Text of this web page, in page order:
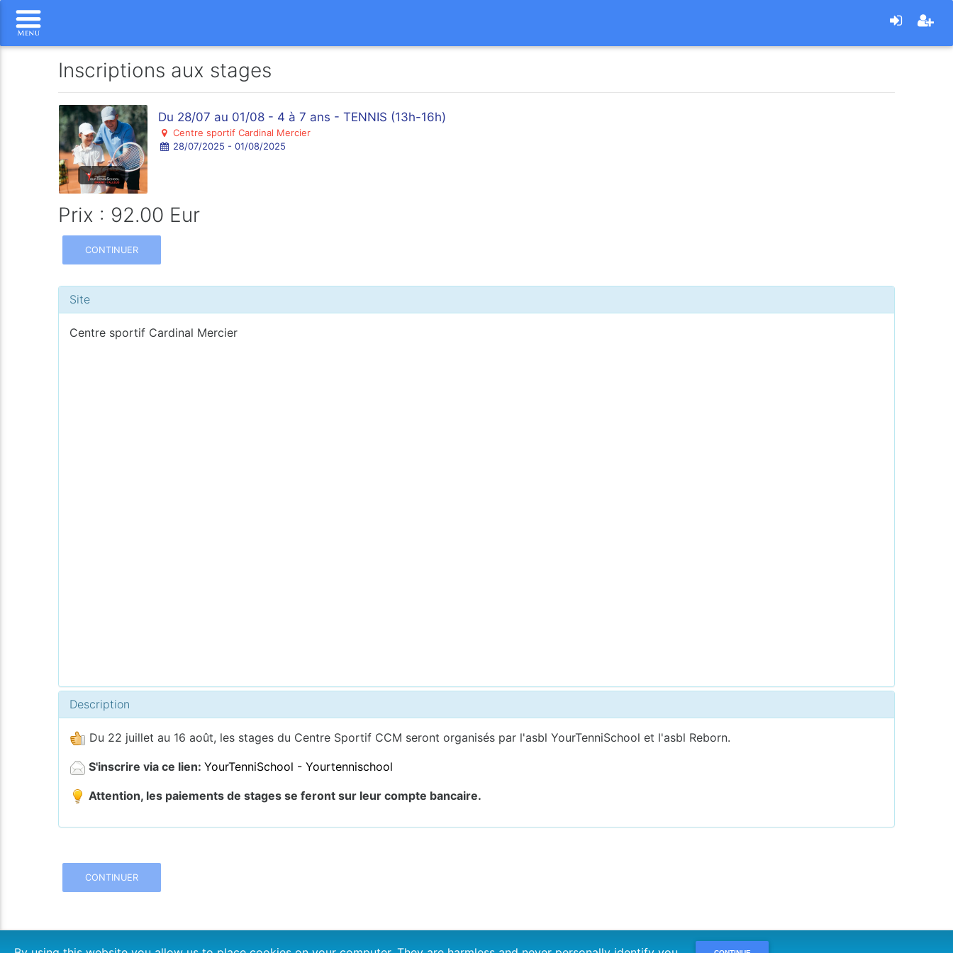
Inscriptions aux stages
Du 28/07 au 01/08 - 4 à 7 ans - TENNIS (13h-16h)
Centre sportif Cardinal Mercier
28/07/2025 - 01/08/2025
Prix : 92.00 Eur
CONTINUER
Site
Centre sportif Cardinal Mercier
Description
Du 22 juillet au 16 août, les stages du Centre Sportif CCM seront organisés par l'asbl YourTenniSchool et l'asbl Reborn.
S'inscrire via ce lien:YourTenniSchool - Yourtennischool
Attention, les paiements de stages se feront sur leur compte bancaire.
CONTINUER